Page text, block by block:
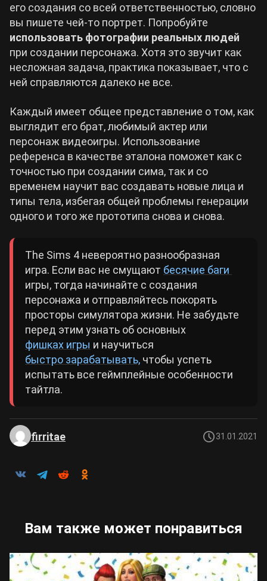
его создания со всей ответственностью, словно
вы пишете чей-то портрет. Попробуйте
использовать фотографии реальных людей
при создании персонажа. Хотя это звучит как
несложная задача, практика показывает, что с
ней справляются далеко не все.
Каждый имеет общее представление о том, как
выглядит его брат, любимый актер или
персонаж видеоигры. Использование
референса в качестве эталона поможет как с
точностью при создании сима, так и со
временем научит вас создавать новые лица и
типы тела, избегая общей проблемы генерации
одного и того же прототипа снова и снова.
The Sims 4 невероятно разнообразная
игра. Если вас не смущают бесячие баги
игры, тогда начинайте с создания
персонажа и отправляйтесь покорять
просторы симулятора жизни. Не забудьте
перед этим узнать об основных
фишках игры и научиться
быстро зарабатывать, чтобы успеть
испытать все геймплейные особенности
тайтла.
firritae 31.01.2021
Вам также может понравиться